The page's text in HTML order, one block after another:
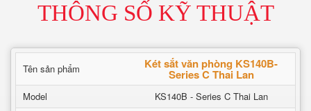
THÔNG SỐ KỸ THUẬT
Tên sản phẩm Két sắt văn phòng KS140B-
Series C Thai Lan
Model
KS140B - Series C Thai Lan